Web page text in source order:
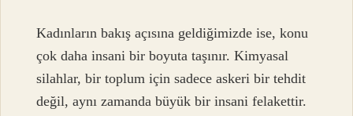
Kadınların bakış açısına geldiğimizde ise, konu
çok daha insani bir boyuta taşınır. Kimyasal
silahlar, bir toplum için sadece askeri bir tehdit
değil, aynı zamanda büyük bir insani felakettir.